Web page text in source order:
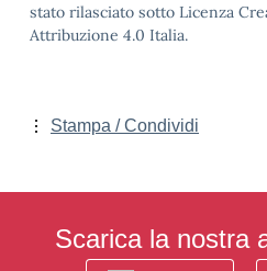
stato rilasciato sotto Licenza
Attribuzione 4.0 Italia.
Stampa / Condividi
Scarica la nostra